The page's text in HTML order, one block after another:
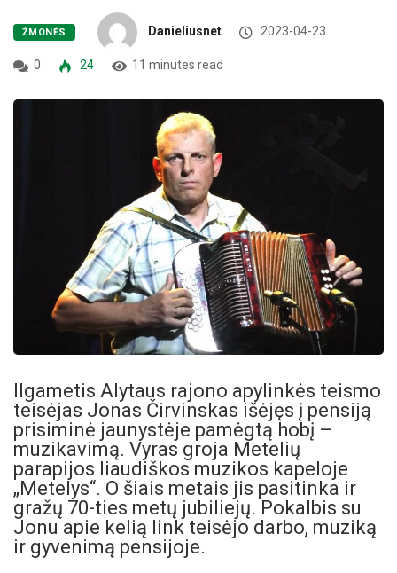
ŽMONĖS Danieliusnet 2023-04-23
0 24 11 minutes read
Ilgametis Alytaus rajono apylinkės teismo
teisėjas Jonas Čirvinskas išėjęs į pensiją
prisiminė jaunystėje pamėgtą hobį –
muzikavimą. Vyras groja Metelių
parapijos liaudiškos muzikos kapeloje
„Metelys“. O šiais metais jis pasitinka ir
gražų 70-ties metų jubiliejų. Pokalbis su
Jonu apie kelią link teisėjo darbo, muziką
ir gyvenimą pensijoje.